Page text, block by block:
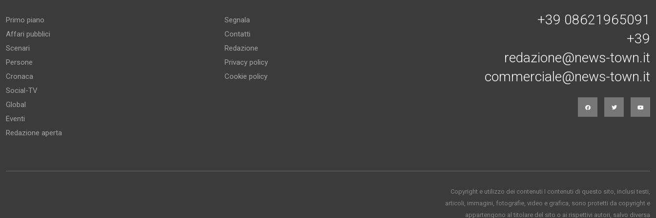
Primo piano
Affari pubblici
Scenari
Persone
Cronaca
Social-TV
Global
Eventi
Redazione aperta
Segnala
Contatti
Redazione
Privacy policy
Cookie policy
+39 08621965091
+39
redazione@news-town.it
commerciale@news-town.it
Copyright e utilizzo dei contenuti I contenuti di questo sito, inclusi testi,
articoli, immagini, fotografie, video e grafica, sono protetti da copyright e
appartengono al titolare del sito o ai rispettivi autori, salvo diversa